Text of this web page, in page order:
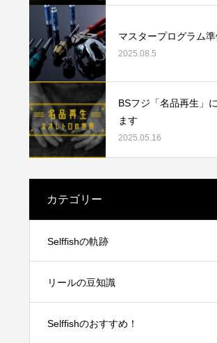
カスタムパーツ
ムベアリング（Selffishオリジナル）
ギアノイズ（ゴリ感）について
2023.09.19
ングチ
ール
マスタープログラム
2025.08.5
BSフジ「名品再生」
ます
2025.05.16
カテゴリー
Selffishの軌跡
リールの豆知識
Selffishのおすすめ！